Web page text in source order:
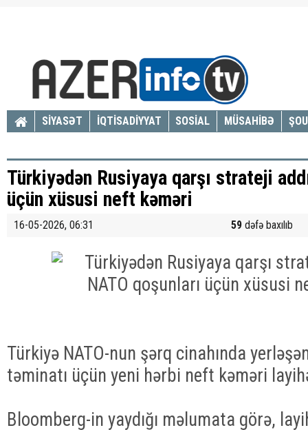
SİYASƏT İQTİSADİYYAT SOSİAL MÜSAHİBƏ
Türkiyədən Rusiyaya qarşı strateji
üçün xüsusi neft kəməri
16-05-2026, 06:31 59 dəfə baxılıb
Türkiyə NATO-nun şərq cinahında
təminatı üçün yeni hərbi neft kəməri
Bloomberg-in yaydığı məlumata görə,